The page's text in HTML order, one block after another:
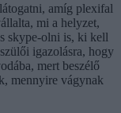
amíg plexifal
mi a helyzet,
skype-olni is, ki kell
igazolásra, hogy
mert beszélő
mennyire vágynak